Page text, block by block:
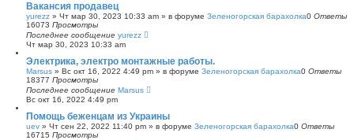
Вакансия продавец
yurezz » Чт мар 30, 2023 10:33 am » в форуме Зеленогорская барахолка0 Ответы
16073 Просмотры
Последнее сообщение yurezz
Чт мар 30, 2023 10:33 am
Электрика, электро монтажные работы.
Marsus » Вс окт 16, 2022 4:49 pm » в форуме Зеленогорская барахолка0 Ответы
18377 Просмотры
Последнее сообщение Marsus
Вс окт 16, 2022 4:49 pm
Помощь беженцам из Украины
uev » Чт сен 22, 2022 11:40 pm » в форуме Зеленогорская барахолка0 Ответы
16715 Просмотры